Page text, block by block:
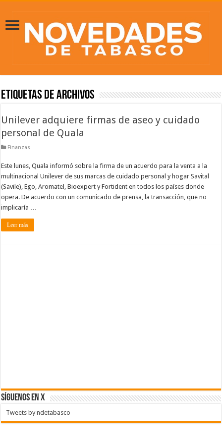
Etiquetas de Archivos
Unilever adquiere firmas de aseo y cuidado
personal de Quala
Finanzas
Este lunes, Quala informó sobre la firma de un acuerdo para la venta a la
multinacional Unilever de sus marcas de cuidado personal y hogar Savital
(Savile), Ego, Aromatel, Bioexpert y Fortident en todos los países donde
opera. De acuerdo con un comunicado de prensa, la transacción, que no
implicaría …
Leer más
SÍGUENOS EN X
Tweets by ndetabasco